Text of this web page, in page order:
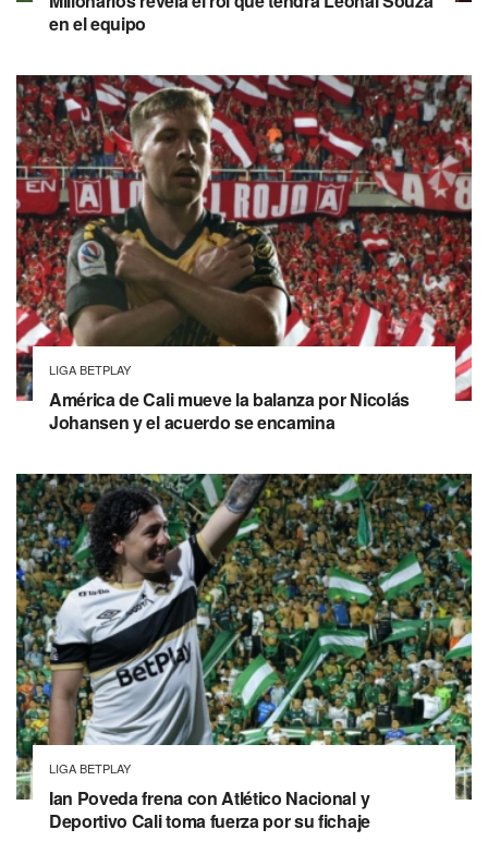
en el equipo
LIGA BETPLAY
América de Cali mueve la balanza por Nicolás
Johansen y el acuerdo se encamina
LIGA BETPLAY
Ian Poveda frena con Atlético Nacional y
Deportivo Cali toma fuerza por su fichaje